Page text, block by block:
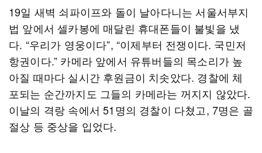
19일 새벽 쇠파이프와 돌이 날아다니는 서울서부지
법 앞에서 셀카봉에 매달린 휴대폰들이 불빛을 냈
다. “우리가 영웅이다”, “이제부터 전쟁이다. 국민저
항권이다.” 카메라 앞에서 유튜버들의 목소리가 높
아질 때마다 실시간 후원금이 치솟았다. 경찰에 체
포되는 순간까지도 그들의 카메라는 꺼지지 않았다.
이날의 격랑 속에서 51명의 경찰이 다쳤고, 7명은 골
절상 등 중상을 입었다.